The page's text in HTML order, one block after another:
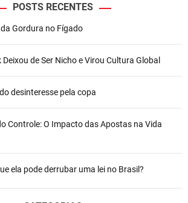
POSTS RECENTES
Gordura no Fígado
de Ser Nicho e Virou Cultura Global
desinteresse pela copa
Controle: O Impacto das Apostas na Vida
ela pode derrubar uma lei no Brasil?